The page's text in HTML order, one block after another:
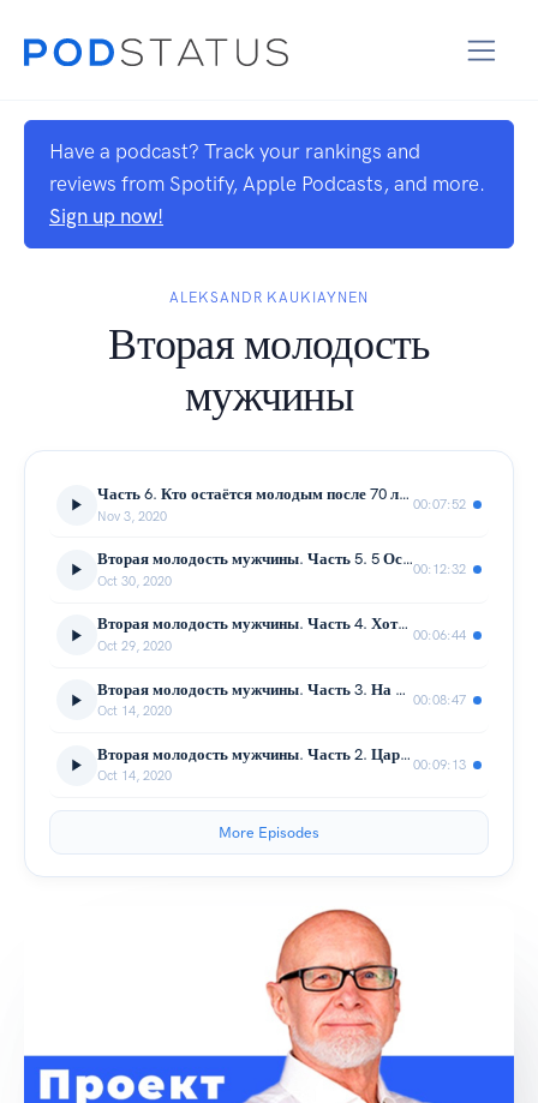
Have a podcast? Track your rankings and
reviews from Spotify, Apple Podcasts, and more.
Sign up now!
ALEKSANDR KAUKIAYNEN
Вторая молодость
мужчины
Часть 6. Кто остаётся молодым после 70 лет. Вторая молодость мужчины.
Nov 3, 2020
00:07:52
Вторая молодость мужчины. Часть 5. 5 Основ долголетия.
Oct 30, 2020
00:12:32
Вторая молодость мужчины. Часть 4. Хотите жить вечно...
Oct 29, 2020
00:06:44
Вторая молодость мужчины. Часть 3. На пути к себе
Oct 14, 2020
00:08:47
Вторая молодость мужчины. Часть 2. Царство разума.
Oct 14, 2020
00:09:13
More Episodes